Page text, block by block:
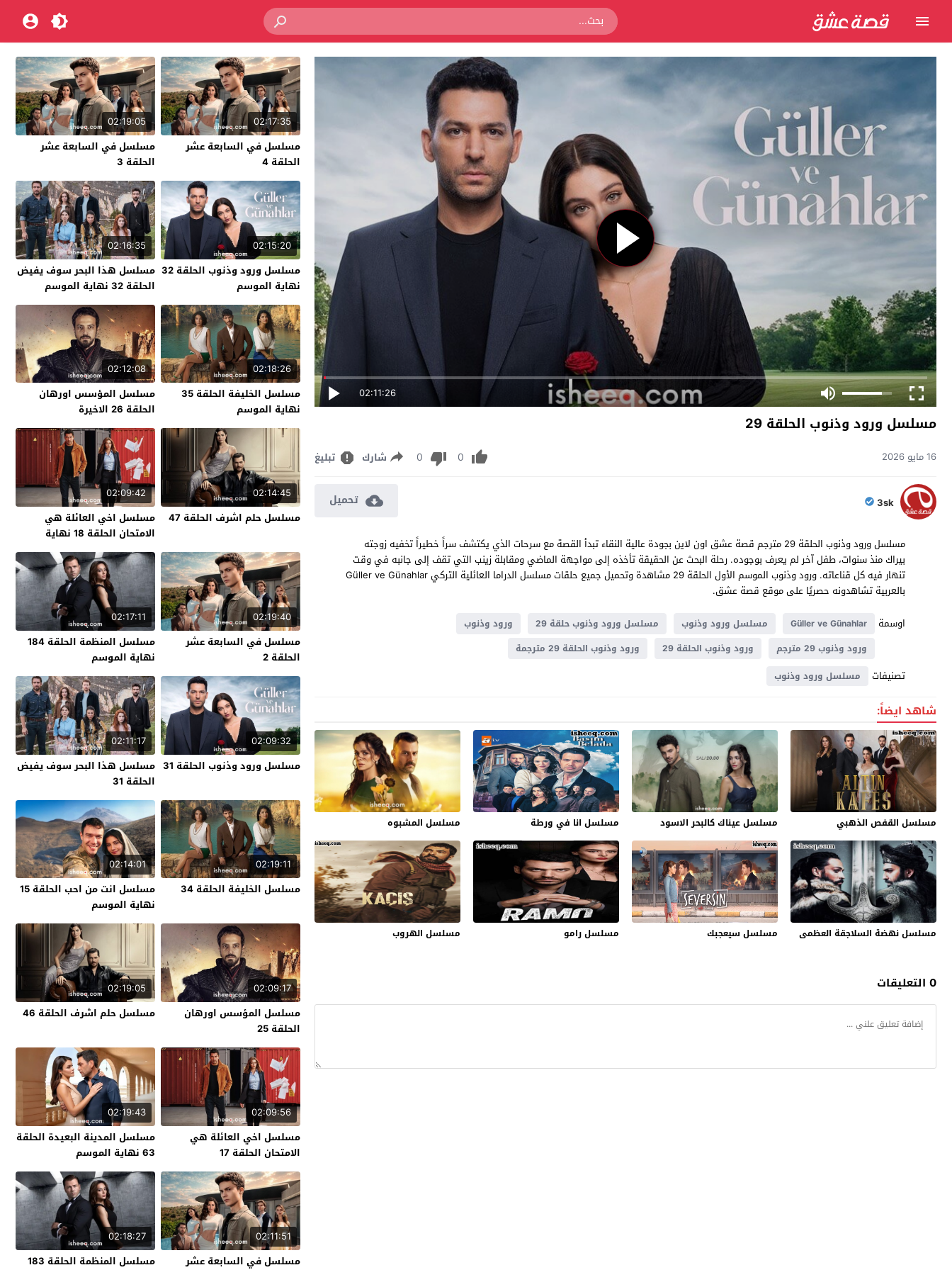
02:11:26
مسلسل ورود وذنوب الحلقة 29
16 مايو 2026 0
0 شارك تبليغ
3sk تحميل
مسلسل ورود وذنوب الحلقة 29 مترجم قصة عشق اون لاين بجودة عالية النقاء تبدأ القصة مع سرحات الذي يكتشف سراً خطيراً تخفيه زوجته
بيراك منذ سنوات، طفل آخر لم يعرف بوجوده. رحلة البحث عن الحقيقة تأخذه إلى مواجهة الماضي ومقابلة زينب التي تقف إلى جانبه في وقت
تنهار فيه كل قناعاته. ورود وذنوب الموسم الأول الحلقة 29 مشاهدة وتحميل جميع حلقات مسلسل الدراما العائلية التركي Güller ve Günahlar
بالعربية تشاهدونه حصريًا على موقع قصة عشق.
اوسمة
Güller ve Günahlar مسلسل ورود وذنوب مسلسل ورود وذنوب حلقة 29
ورود وذنوب
ورود وذنوب 29 مترجم
ورود وذنوب الحلقة 29 ورود وذنوب الحلقة 29 مترجمة
تصنيفات مسلسل ورود وذنوب
شاهد ايضاً:
مسلسل القفص الذهبي مسلسل عيناك كالبحر الاسود مسلسل انا في ورطة مسلسل المشبوه
مسلسل نهضة السلاجقة العظمى مسلسل سيعجبك مسلسل رامو مسلسل الهروب
0 التعليقات
02:17:35
مسلسل في السابعة عشر
الحلقة 4
02:19:05
مسلسل في السابعة عشر
الحلقة 3
02:15:20
مسلسل ورود وذنوب الحلقة 32
نهاية الموسم
02:16:35
مسلسل هذا البحر سوف يفيض
الحلقة 32 نهاية الموسم
02:18:26
مسلسل الخليفة الحلقة 35
نهاية الموسم
02:12:08
مسلسل المؤسس اورهان
الحلقة 26 الاخيرة
02:14:45
مسلسل حلم اشرف الحلقة 47
02:09:42
مسلسل اخي العائلة هي
الامتحان الحلقة 18 نهاية
الموسم
02:19:40
مسلسل في السابعة عشر
الحلقة 2
02:17:11
مسلسل المنظمة الحلقة 184
نهاية الموسم
02:09:32
مسلسل ورود وذنوب الحلقة 31
02:11:17
مسلسل هذا البحر سوف يفيض
الحلقة 31
02:19:11
مسلسل الخليفة الحلقة 34
02:14:01
مسلسل انت من احب الحلقة 15
نهاية الموسم
02:09:17
مسلسل المؤسس اورهان
الحلقة 25
02:19:05
مسلسل حلم اشرف الحلقة 46
02:09:56
مسلسل اخي العائلة هي
الامتحان الحلقة 17
02:19:43
مسلسل المدينة البعيدة الحلقة
63 نهاية الموسم
02:11:51
مسلسل في السابعة عشر
02:18:27
مسلسل المنظمة الحلقة 183